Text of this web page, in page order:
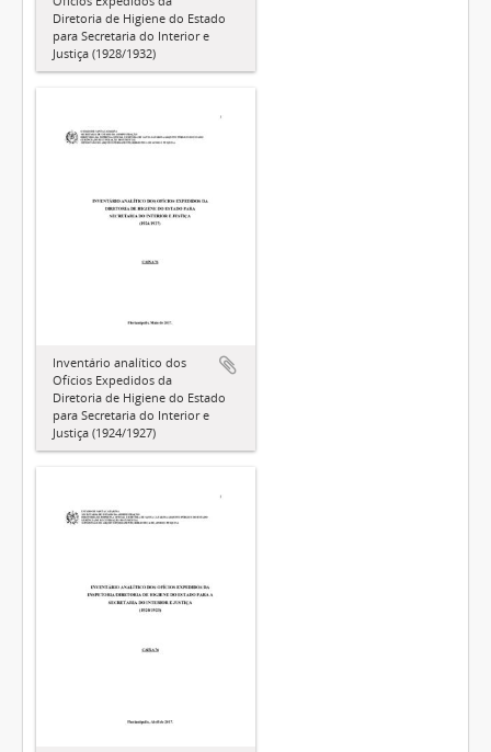
Diretoria de Higiene do Estado
para Secretaria do Interior e
Justiça (1928/1932)
Inventário analítico dos
Ofícios Expedidos da
Diretoria de Higiene do Estado
para Secretaria do Interior e
Justiça (1924/1927)